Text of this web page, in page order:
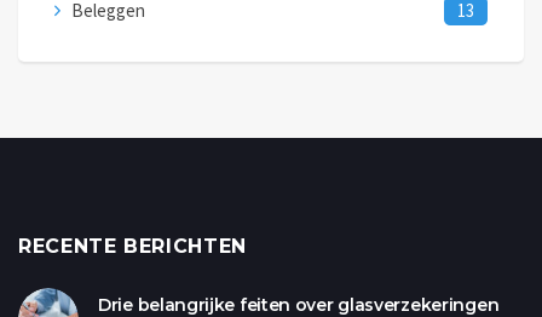
Beleggen 13
RECENTE BERICHTEN
Drie belangrijke feiten over glasverzekeringen